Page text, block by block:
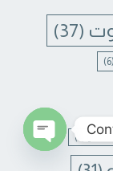
(37)
(6)
(31)